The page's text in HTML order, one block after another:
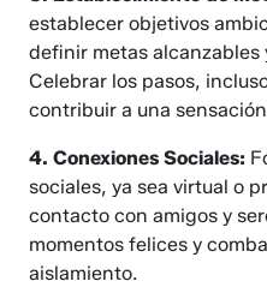
establecer objetivos
definir metas alcanzables
Celebrar los pasos,
contribuir a una
4. Conexiones Sociales:
sociales, ya sea virtual o
contacto con amigos y
momentos felices y
aislamiento.